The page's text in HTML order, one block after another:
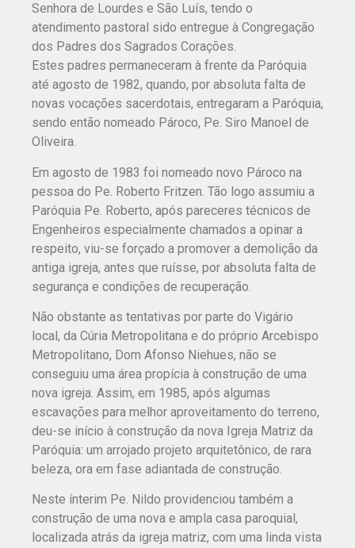
Senhora de Lourdes e São Luís, tendo o
atendimento pastoral sido entregue à Congregação
dos Padres dos Sagrados Corações.
Estes padres permaneceram à frente da Paróquia
até agosto de 1982, quando, por absoluta falta de
novas vocações sacerdotais, entregaram a Paróquia,
sendo então nomeado Pároco, Pe. Siro Manoel de
Oliveira.
Em agosto de 1983 foi nomeado novo Pároco na
pessoa do Pe. Roberto Fritzen. Tão logo assumiu a
Paróquia Pe. Roberto, após pareceres técnicos de
Engenheiros especialmente chamados a opinar a
respeito, viu-se forçado a promover a demolição da
antiga igreja, antes que ruísse, por absoluta falta de
segurança e condições de recuperação.
Não obstante as tentativas por parte do Vigário
local, da Cúria Metropolitana e do próprio Arcebispo
Metropolitano, Dom Afonso Niehues, não se
conseguiu uma área propícia à construção de uma
nova igreja. Assim, em 1985, após algumas
escavações para melhor aproveitamento do terreno,
deu-se início à construção da nova Igreja Matriz da
Paróquia: um arrojado projeto arquitetônico, de rara
beleza, ora em fase adiantada de construção.
Neste ínterim Pe. Nildo providenciou também a
construção de uma nova e ampla casa paroquial,
localizada atrás da igreja matriz, com uma linda vista